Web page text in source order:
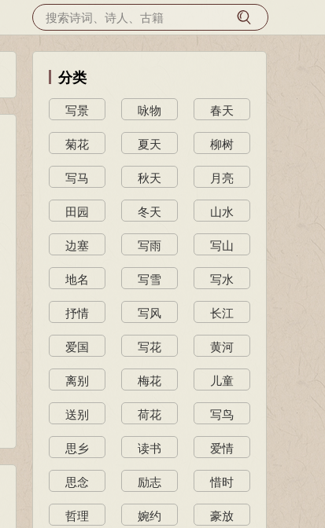
分类
写景 咏物 春天
菊花 夏天 柳树
写马 秋天 月亮
田园 冬天 山水
边塞 写雨 写山
地名 写雪 写水
抒情 写风 长江
爱国 写花 黄河
离别 梅花 儿童
送别 荷花 写鸟
思乡 读书 爱情
思念 励志 惜时
哲理 婉约 豪放